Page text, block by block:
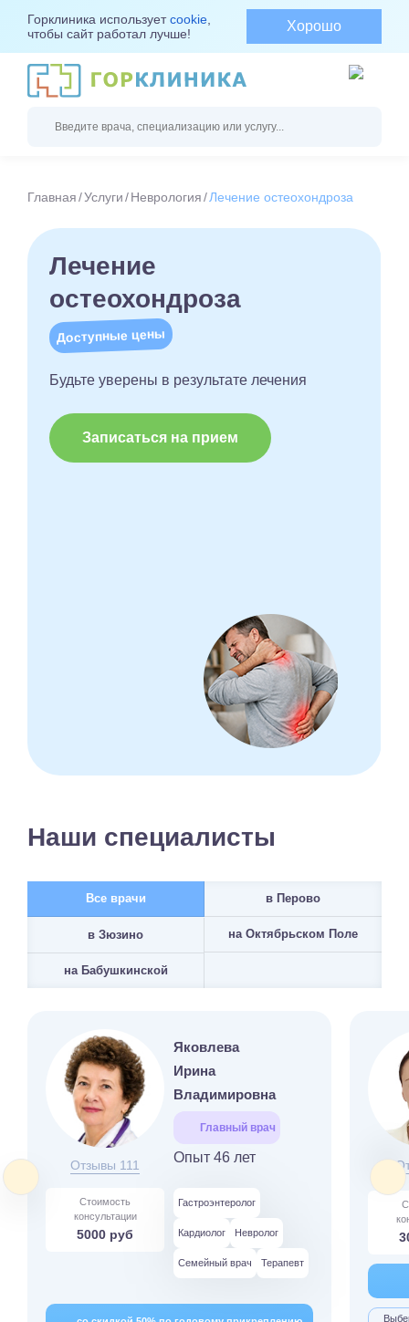
Горклиника используетcookie
чтобы сайт работал лучше!
Хорошо
Главная Услуги Неврология Лечение остеохондроза
Лечение
остеохондроза
Доступные цены
Будьте уверены в результате лечения
Записаться на прием
Наши специалисты
Все врачи в Перово
в Зюзино на Октябрьском Поле
на Бабушкинской
Отзывы 111
Яковлева
Ирина
Владимировна
Главный врач
Опыт 46 лет
Стоимость
консультации
5000 руб
Гастроэнтеролог
Кардиолог Невролог
Семейный врач Терапевт